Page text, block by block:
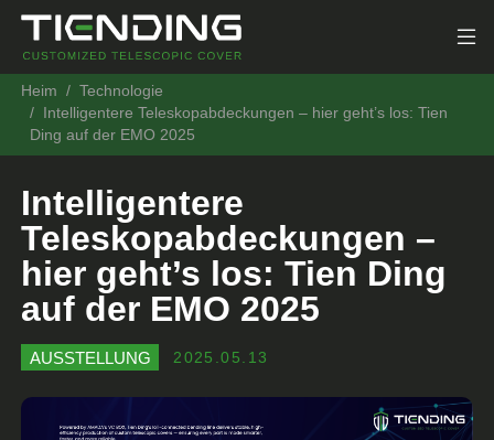
Heim
Technologie
Intelligentere Teleskopabdeckungen – hier geht’s los: Tien
Ding auf der EMO 2025
Intelligentere
Teleskopabdeckungen –
hier geht’s los: Tien Ding
auf der EMO 2025
2025.05.13
AUSSTELLUNG